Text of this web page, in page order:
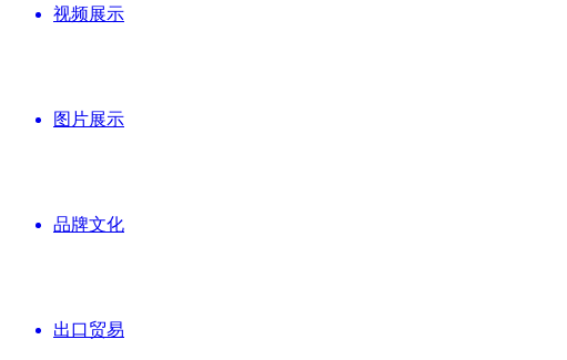
视频展示
图片展示
品牌文化
出口贸易